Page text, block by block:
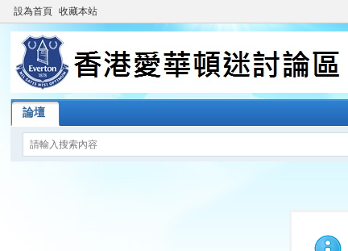
設為首頁 收藏本站
論壇